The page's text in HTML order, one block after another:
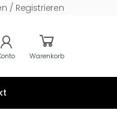
/ Registrieren
Warenkorb